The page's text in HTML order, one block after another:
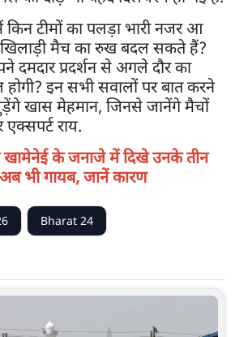
टीमों का पलड़ा भारी नजर आ
खिलाड़ी मैच का रुख बदल सकते हैं?
दमदार प्रदर्शन से अगले दौर का
इन सभी सवालों पर बात करने
खास मेहमान, जिनसे जानेंगे मैचों
राय.
खामेनेई के जनाजे में दिखे उनके तीन
भी गायब, जानें कारण
Bharat 24